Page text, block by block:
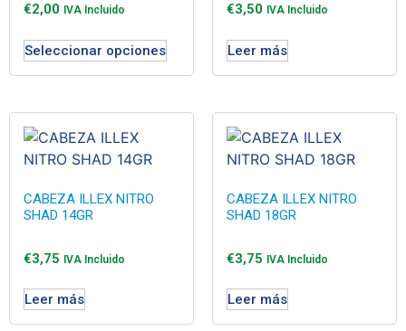
€2,00 IVA Incluido
Seleccionar opciones
€3,50 IVA Incluido
Leer más
CABEZA ILLEX NITRO
SHAD 14GR
€3,75 IVA Incluido
Leer más
CABEZA ILLEX NITRO
SHAD 18GR
€3,75 IVA Incluido
Leer más